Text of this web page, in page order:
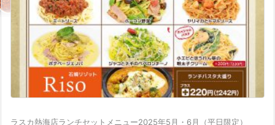
ラスカ熱海店ランチセットメニュー2025年5月・6月（平日限定）